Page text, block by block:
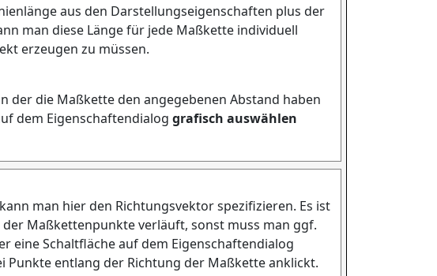
aus den Darstellungseigenschaften plus der
man diese Länge für jede Maßkette individuell
erzeugen zu müssen.
der die Maßkette den angegebenen Abstand haben
dem Eigenschaftendialog grafisch auswählen
man hier den Richtungsvektor spezifizieren. Es ist
Maßkettenpunkte verläuft, sonst muss man ggf.
eine Schaltfläche auf dem Eigenschaftendialog
Punkte entlang der Richtung der Maßkette anklickt.